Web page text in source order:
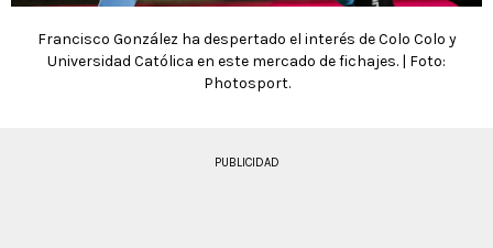
Francisco González ha despertado el interés de Colo Colo y
Universidad Católica en este mercado de fichajes. | Foto:
Photosport.
PUBLICIDAD